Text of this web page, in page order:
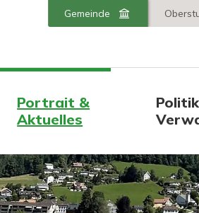
ARWechseln
Gemeinde
Portrait &
Aktuelles